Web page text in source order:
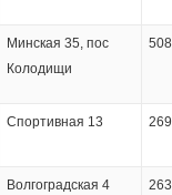
Минская 35, пос
Колодищи
Спортивная 13
Волгоградская 4